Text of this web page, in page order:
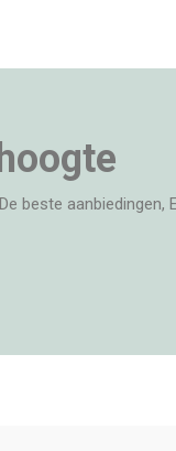
beste aanbiedingen,